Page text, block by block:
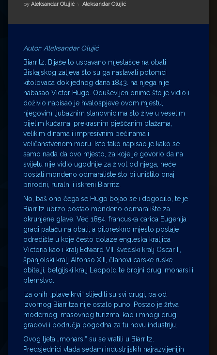
Impressum
Milenko Strižak
Drugi autori
Drugi autori
Matea Andrić
Ljiljana Lekanić-Kljaić
Željko Krznarić
Mario Lovreković
Miroslav Šantek
by Aleksandar Olujić Kategorije:
Aleksandar Olujić
Autor: Aleksandar Olujić
Biarritz. Bijaše to uspavano mjestašce na obali
Biskajskog zaljeva što su ga nastavali potomci
kitolovaca dok jednog dana 1843. na njega nije
nabasao Victor Hugo. Oduševljen onime što je vidio i
doživio napisao je hvalospjeve ovom mjestu,
njegovim ljubaznim stanovnicima što žive u veselim
bijelim kućama, prekrasnim pješčanim plažama,
velikim dinama i impresivnim pećinama i
veličanstvenom moru. Isto tako napisao je kako se
samo nada da ovo mjesto, za koje je govorio da na
svijetu nije vidio ugodnije za život od njega, neće
postati mondeno odmaralište što bi uništilo onaj
prirodni, ruralni i iskreni Biarritz.
No, baš ono čega se Hugo bojao se i dogodilo, te je
Biarritz ubrzo postao mondeno odmaralište za
okrunjene glave. Već 1854. francuska carica Eugenija
gradi palaču na obali, a pitoreskno mjesto postaje
odredište u koje često dolaze engleska kraljica
Victoria kao i kralj Edward VII, švedski kralj Oscar II,
španjolski kralj Alfonso XIII, članovi carske ruske
obitelji, belgijski kralj Leopold te brojni drugi monarsi i
plemstvo.
Iza onih „plave krvi“ slijedili su svi drugi, pa od
izvornog Biarritza nije ostalo puno. Postao je žrtva
modernog, masovnog turizma, kao i mnogi drugi
gradovi i područja pogodna za tu novu industriju.
Ovog ljeta „monarsi“ su se vratili u Biarritz.
Predsjednici vlada sedam industrijskih najrazvijenijih